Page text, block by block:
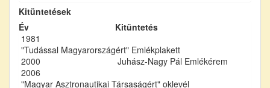
Kitüntetések
Év
Kitüntetés
1981
"Tudással Magyarországért" Emlékplakett
2000
Juhász-Nagy Pál Emlékérem
2006
"Magyar Asztronautikai Társaságért" oklevél